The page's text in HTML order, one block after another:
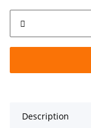
Description